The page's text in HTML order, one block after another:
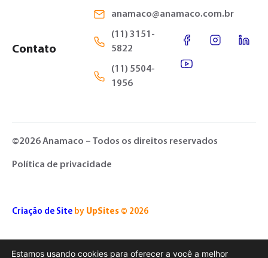
Contato
anamaco@anamaco.com.br
(11) 3151-
5822
(11) 5504-
1956
©2026 Anamaco – Todos os direitos reservados
Política de privacidade
Criação de Site by UpSites © 2026
Estamos usando cookies para oferecer a você a melhor